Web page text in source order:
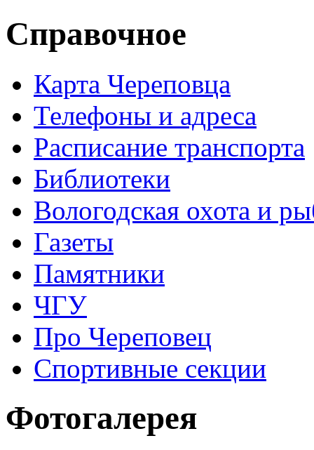
Справочное
Карта Череповца
Телефоны и адреса
Расписание транспорта
Библиотеки
Вологодская охота и
Газеты
Памятники
ЧГУ
Про Череповец
Спортивные секции
Фотогалерея